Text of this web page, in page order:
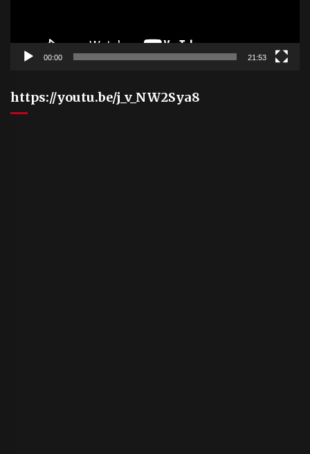
00:00 21:53
https://youtu.be/j_v_NW2Sya8